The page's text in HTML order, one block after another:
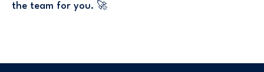
the team for you. 🚀